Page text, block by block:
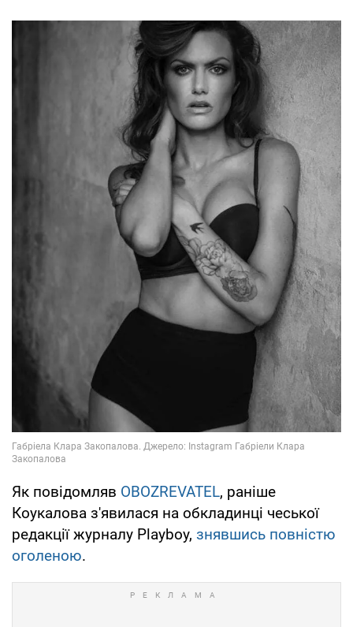
Як повідомляв OBOZREVATEL, раніше
Коукалова з'явилася на обкладинці чеської
редакції журналу Playboy, знявшись повністю
оголеною.